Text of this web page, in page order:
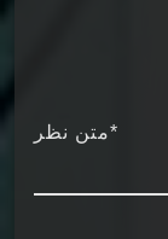
*متن نظر